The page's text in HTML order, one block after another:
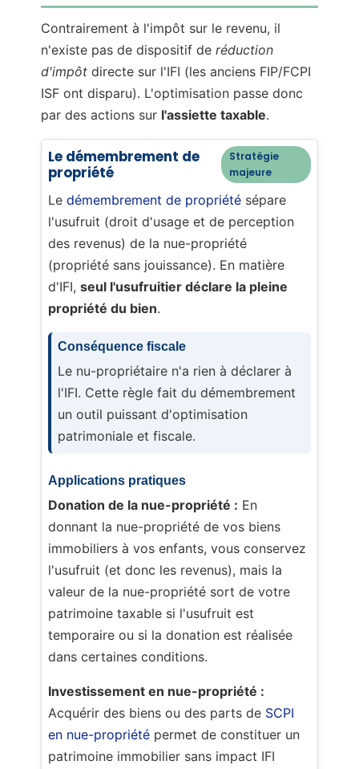
Contrairement à l'impôt sur le revenu, il
n'existe pas de dispositif deréduction
d'impôt directe sur l'IFI (les anciens FIP/FCPI
ISF ont disparu). L'optimisation passe donc
par des actions sur l'assiette taxable.
Le démembrement de
propriété
Stratégie
majeure
Ledémembrement de propriété sépare
l'usufruit (droit d'usage et de perception
des revenus) de la nue-propriété
(propriété sans jouissance). En matière
d'IFI,seul l'usufruitier déclare la pleine
propriété du bien.
Conséquence fiscale
Le nu-propriétaire n'a rien à déclarer à
l'IFI. Cette règle fait du démembrement
un outil puissant d'optimisation
patrimoniale et fiscale.
Applications pratiques
Donation de la nue-propriété : En
donnant la nue-propriété de vos biens
immobiliers à vos enfants, vous conservez
l'usufruit (et donc les revenus), mais la
valeur de la nue-propriété sort de votre
patrimoine taxable si l'usufruit est
temporaire ou si la donation est réalisée
dans certaines conditions.
Investissement en nue-propriété :
Acquérir des biens ou des parts de SCPI
en nue-propriété permet de constituer un
patrimoine immobilier sans impact IFI